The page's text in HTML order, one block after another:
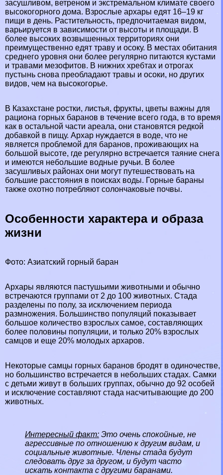
засушливом, ветреном и экстремальном климате своего
высокогорного дома. Взрослые архары едят 16–19 кг
пищи в день. Растительность, предпочитаемая видом,
варьируется в зависимости от высоты и площади. В
более высоких возвышенных территориях они
преимущественно едят траву и осоку. В местах обитания
среднего уровня они более регулярно питаются кустами
и травами мезофитов. В нижних хребтах и ​​отрогах
пустынь снова преобладают травы и осоки, но других
видов, чем на высокогорье.
В Казахстане ростки, листья, фрукты, цветы важны для
рациона горных бapaнов в течение всего года, в то время
как в остальной части ареала, они становятся редкой
добавкой в ​​пищу. Архар нуждается в воде, что не
является проблемой для бapaнов, проживающих на
большой высоте, где регулярно встречается таяние снега
и имеются небольшие водные ручьи. В более
засушливых районах они могут путешествовать на
большие расстояния в поисках воды. Горные бapaны
также охотно потрeбляют солончаковые почвы.
Особенности хаpaктера и образа
жизни
Фото: Азиатский горный бapaн
Архары являются пастушьими животными и обычно
встречаются группами от 2 до 100 животных. Стада
разделены по полу, за исключением периода
размножения. Большинство популяций показывает
большое количество взрослых самое, составляющих
более половины популяции, и только 20% взрослых
самцов и еще 20% молодых архаров.
Некоторые самцы горных бapaнов бродят в одиночестве,
но большинство встречается в небольших стадах. Самки
с детьми живут в больших группах, обычно до 92 особей
и исключение составляют стада насчитывающие до 200
животных.
Интересный факт: Это очень спокойные, не
агрессивные по отношению к другим видам, и
социальные животные. Члeны стада будут
следовать друг за другом, и будут часто
искать контакта с другими бapaнами.